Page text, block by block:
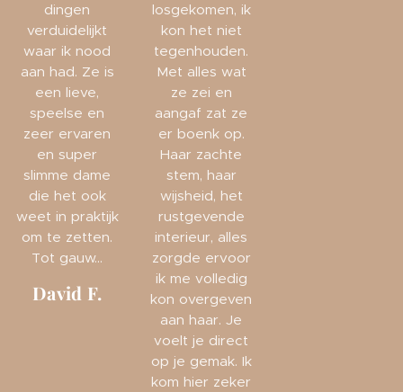
dingen
verduidelijkt
waar ik nood
aan had. Ze is
een lieve,
speelse en
zeer ervaren
en super
slimme dame
die het ook
weet in praktijk
om te zetten.
Tot gauw...
David F.
losgekomen, ik
kon het niet
tegenhouden.
Met alles wat
ze zei en
aangaf zat ze
er boenk op.
Haar zachte
stem, haar
wijsheid, het
rustgevende
interieur, alles
zorgde ervoor
ik me volledig
kon overgeven
aan haar. Je
voelt je direct
op je gemak. Ik
kom hier zeker